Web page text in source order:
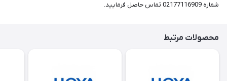
شماره 02177116909 تماس حاصل فرمایید.
محصولات مرتبط